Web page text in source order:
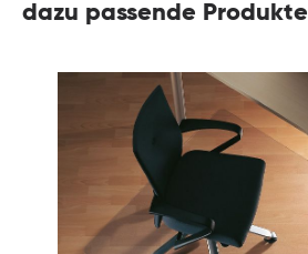
dazu passende Produkte